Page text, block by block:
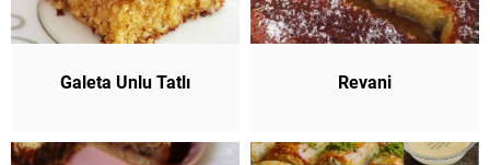
Galeta Unlu Tatlı Revani